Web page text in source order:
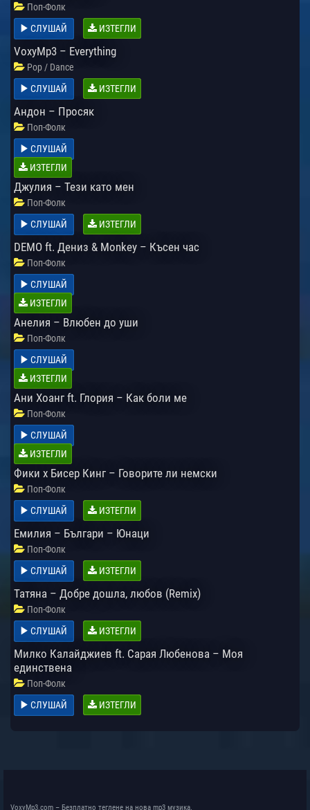
Поп-Фолк
СЛУШАЙ
ИЗТЕГЛИ
VoxyMp3 – Everything
Pop / Dance
СЛУШАЙ
ИЗТЕГЛИ
Андон – Просяк
Поп-Фолк
СЛУШАЙ
ИЗТЕГЛИ
Джулия – Тези като мен
Поп-Фолк
СЛУШАЙ
ИЗТЕГЛИ
DEMO ft. Дениз & Monkey – Късен час
Поп-Фолк
СЛУШАЙ
ИЗТЕГЛИ
Анелия – Влюбен до уши
Поп-Фолк
СЛУШАЙ
ИЗТЕГЛИ
Ани Хоанг ft. Глория – Как боли ме
Поп-Фолк
СЛУШАЙ
ИЗТЕГЛИ
Фики х Бисер Кинг – Говорите ли немски
Поп-Фолк
СЛУШАЙ
ИЗТЕГЛИ
Емилия – Българи – Юнаци
Поп-Фолк
СЛУШАЙ
ИЗТЕГЛИ
Татяна – Добре дошла, любов (Remix)
Поп-Фолк
СЛУШАЙ
ИЗТЕГЛИ
Милко Калайджиев ft. Сарая Любенова – Моя
единствена
Поп-Фолк
СЛУШАЙ
ИЗТЕГЛИ
VoxyMp3.com – Безплатно теглене на нова mp3 музика.